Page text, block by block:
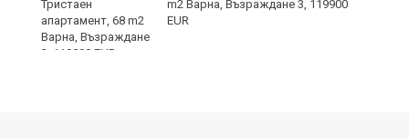
m2 Варна, Възраждане 3, 119900
EUR